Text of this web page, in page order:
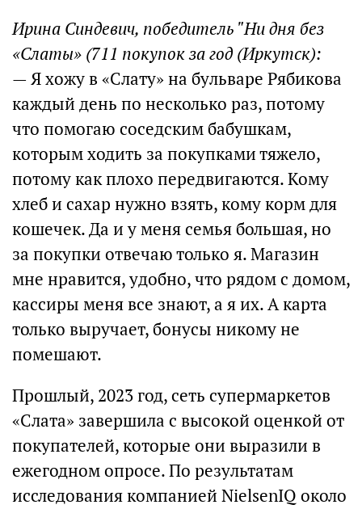
Ирина Синдевич, победитель "Ни дня без
«Слаты» (711 покупок за год (Иркутск):
— Я хожу в «Слату» на бульваре Рябикова
каждый день по несколько раз, потому
что помогаю соседским бабушкам,
которым ходить за покупками тяжело,
потому как плохо передвигаются. Кому
хлеб и сахар нужно взять, кому корм для
кошечек. Да и у меня семья большая, но
за покупки отвечаю только я. Магазин
мне нравится, удобно, что рядом с домом,
кассиры меня все знают, а я их. А карта
только выручает, бонусы никому не
помешают.
Прошлый, 2023 год, сеть супермаркетов
«Слата» завершила с высокой оценкой от
покупателей, которые они выразили в
ежегодном опросе. По результатам
исследования компанией NielsenIQ около